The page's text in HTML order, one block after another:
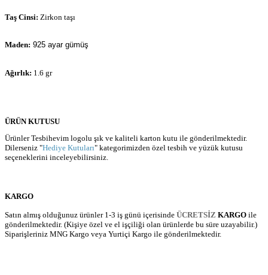
Taş Cinsi: Zirkon taşı
Maden: 925 ayar gümüş
Ağırlık: 1.6 gr
ÜRÜN KUTUSU
Ürünler Tesbihevim logolu şık ve kaliteli karton kutu ile gönderilmektedir.
Dilerseniz "Hediye Kutuları" kategorimizden özel tesbih ve yüzük kutusu
seçeneklerini inceleyebilirsiniz.
KARGO
Satın almış olduğunuz ürünler 1-3 iş günü içerisinde ÜCRETSİZ KARGO ile
gönderilmektedir. (Kişiye özel ve el işçiliği olan ürünlerde bu süre uzayabilir.)
Siparişleriniz MNG Kargo veya Yurtiçi Kargo ile gönderilmektedir.